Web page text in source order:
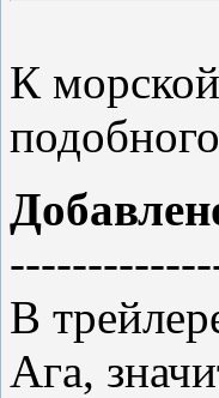
К
В
Ага,